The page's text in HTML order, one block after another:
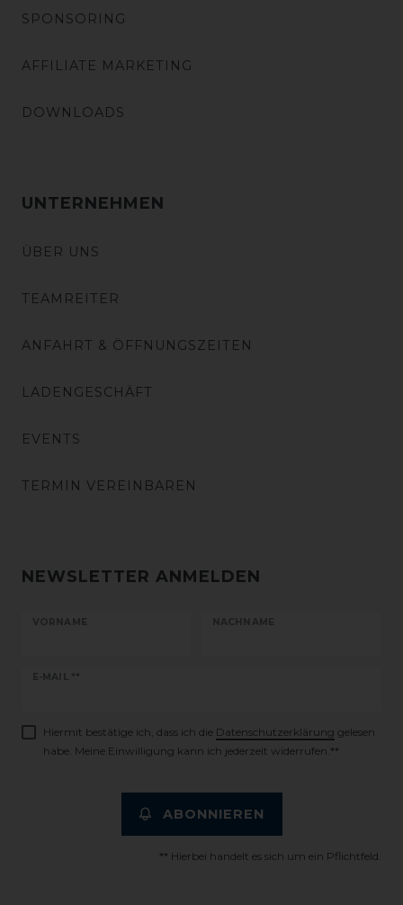
SPONSORING
AFFILIATE MARKETING
DOWNLOADS
UNTERNEHMEN
ÜBER UNS
TEAMREITER
ANFAHRT & ÖFFNUNGSZEITEN
LADENGESCHÄFT
EVENTS
TERMIN VEREINBAREN
NEWSLETTER ANMELDEN
VORNAME NACHNAME
E-MAIL **
Newsletter
Hiermit bestätige ich, dass ich die Daten­schutz­erklärung gelesen
habe. Meine Einwilligung kann ich jederzeit widerrufen.**
ABONNIEREN
** Hierbei handelt es sich um ein Pflichtfeld.